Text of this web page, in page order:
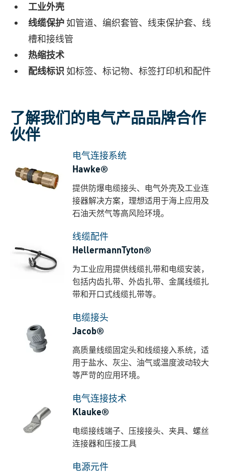
工业外壳
线缆保护如管道、编织套管、线束保护套、线
槽和接线管
热缩技术
配线标识 如标签、标记物、标签打印机和配件
了解我们的电气产品品牌合作
伙伴
电气连接系统
Hawke®
提供防爆电缆接头、电气外壳及工业连
接器解决方案，理想适用于海上应用及
石油天然气等高风险环境。
线缆配件
HellermannTyton®
为工业应用提供线缆扎带和电缆安装，
包括内齿扎带、外齿扎带、金属线缆扎
带和开口式线缆扎带等。
电缆接头
Jacob®
高质量线缆固定头和线缆接入系统，适
用于盐水、灰尘、油气或温度波动较大
等严苛的应用环境。
电气连接技术
Klauke®
电缆接线端子、压接接头、夹具、螺丝
连接器和压接工具
电源元件